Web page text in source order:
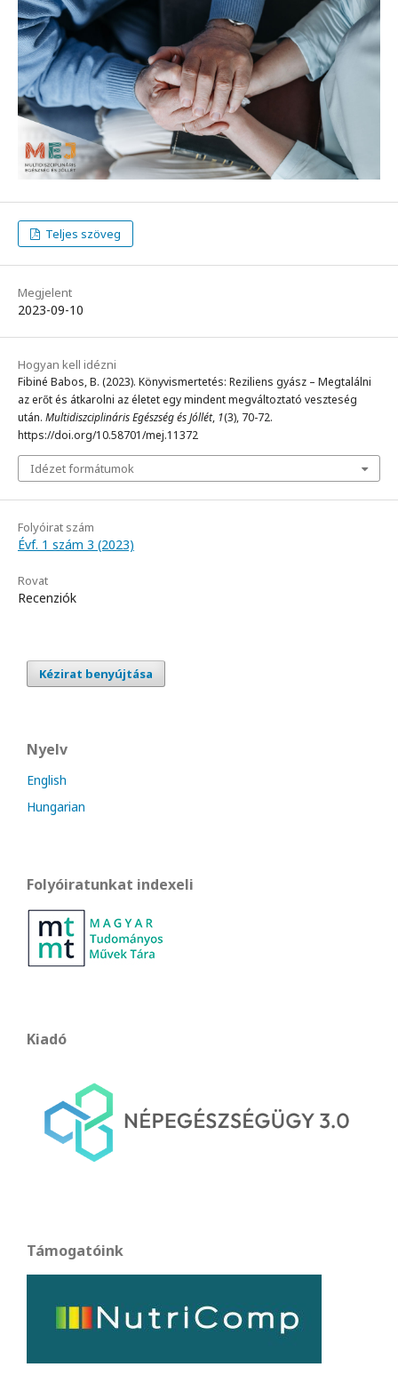
Teljes szöveg
Megjelent
2023-09-10
Hogyan kell idézni
Fibiné Babos, B. (2023). Könyvismertetés: Reziliens gyász – Megtalálni
az erőt és átkarolni az életet egy mindent megváltoztató veszteség
után. Multidiszciplináris Egészség és Jóllét, 1(3), 70-72.
https://doi.org/10.58701/mej.11372
Idézet formátumok
Folyóirat szám
Évf. 1 szám 3 (2023)
Rovat
Recenziók
Kézirat benyújtása
Nyelv
English
Hungarian
Folyóiratunkat indexeli
Kiadó
Támogatóink